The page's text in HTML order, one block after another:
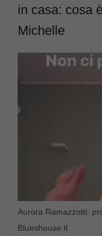
in casa: cosa
Michelle
Aurora Ramazzotti:
Blueshouse.it